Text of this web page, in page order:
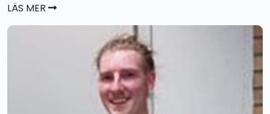
LÄS MER